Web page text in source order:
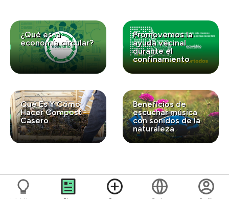
¿Qué es la
economía circular?
Promovemos la
ayuda vecinal
durante el
confinamiento
Qué Es Y Cómo
Hacer Compost
Casero
Beneficios de
escuchar música
con sonidos de la
naturaleza